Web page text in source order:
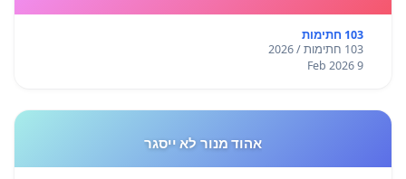
103 חתימות
103 חתימות / 2026
9 Feb 2026
אהוד מנור לא ייסגר